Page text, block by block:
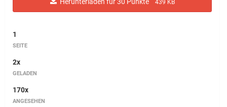
439 KB
1
SEITE
2x
GELADEN
170x
ANGESEHEN